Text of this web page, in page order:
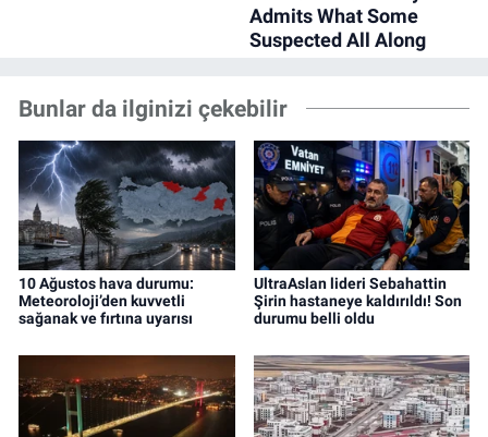
Bunlar da ilginizi çekebilir
10 Ağustos hava durumu:
Meteoroloji’den kuvvetli
sağanak ve fırtına uyarısı
UltraAslan lideri Sebahattin
Şirin hastaneye kaldırıldı! Son
durumu belli oldu